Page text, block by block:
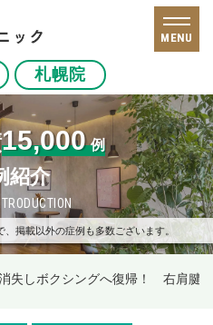
札幌院
MENU
15,000 例
紹介
掲載以外の症例も多数ございます。
失しボクシングへ復帰！ 右肩腱